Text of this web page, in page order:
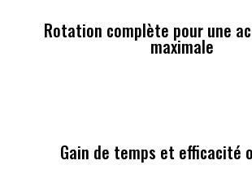
Rotation complète pour une
maximale
Gain de temps et efficacité